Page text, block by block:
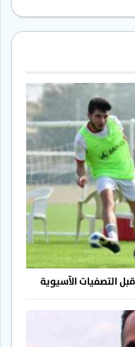
التصفيات الآسيوية